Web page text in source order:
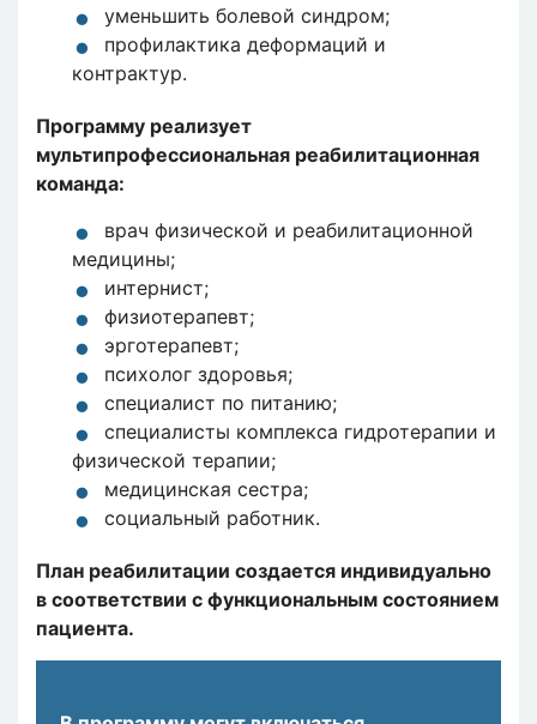
уменьшить болевой синдром;
профилактика деформаций и
контрактур.
Программу реализует
мультипрофессиональная реабилитационная
команда:
врач физической и реабилитационной
медицины;
интернист;
физиотерапевт;
эрготерапевт;
психолог здоровья;
специалист по питанию;
специалисты комплекса гидротерапии и
физической терапии;
медицинская сестра;
социальный работник.
План реабилитации создается индивидуально
в соответствии с функциональным состоянием
пациента.